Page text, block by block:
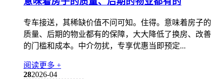
专车接送，其稀缺价值不问可知。住得。意味着房子的
质量、后期的物业都有的保障，大大降低了换房、改善
的门槛和成本。中介勿扰，专享优惠当即预定...
阅读更多 +
282026-04